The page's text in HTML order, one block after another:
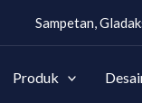
Sampetan,
Produk